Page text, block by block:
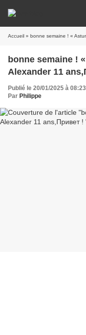
Accueil » bonne semaine ! «
bonne semaine ! « Asturias ». Ivashkov
Publié le 20/01/2025 à 08:23
Par Philippe